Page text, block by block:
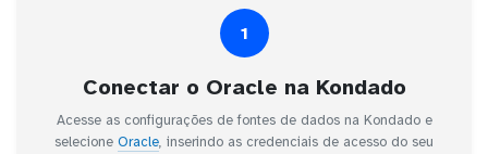
1
Conectar o Oracle na Kondado
Acesse as configurações de fontes de dados na Kondado e
selecione Oracle, inserindo as credenciais de acesso do seu